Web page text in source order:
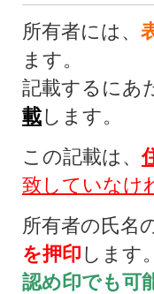
所有者には、
ます。
記載するにあ
載します。
この記載は、
致していなけ
所有者の氏名
を押印 します。
認め印でも可